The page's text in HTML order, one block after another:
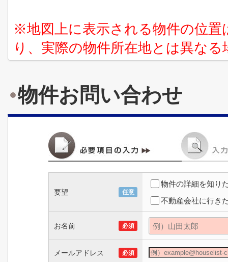
※地図上に表示される物件の位
り、実際の物件所在地とは異な
物件お問い合わせ
要望 任意
物件の詳細を知り
不動産会社に行き
お名前 必須
メールアドレス 必須